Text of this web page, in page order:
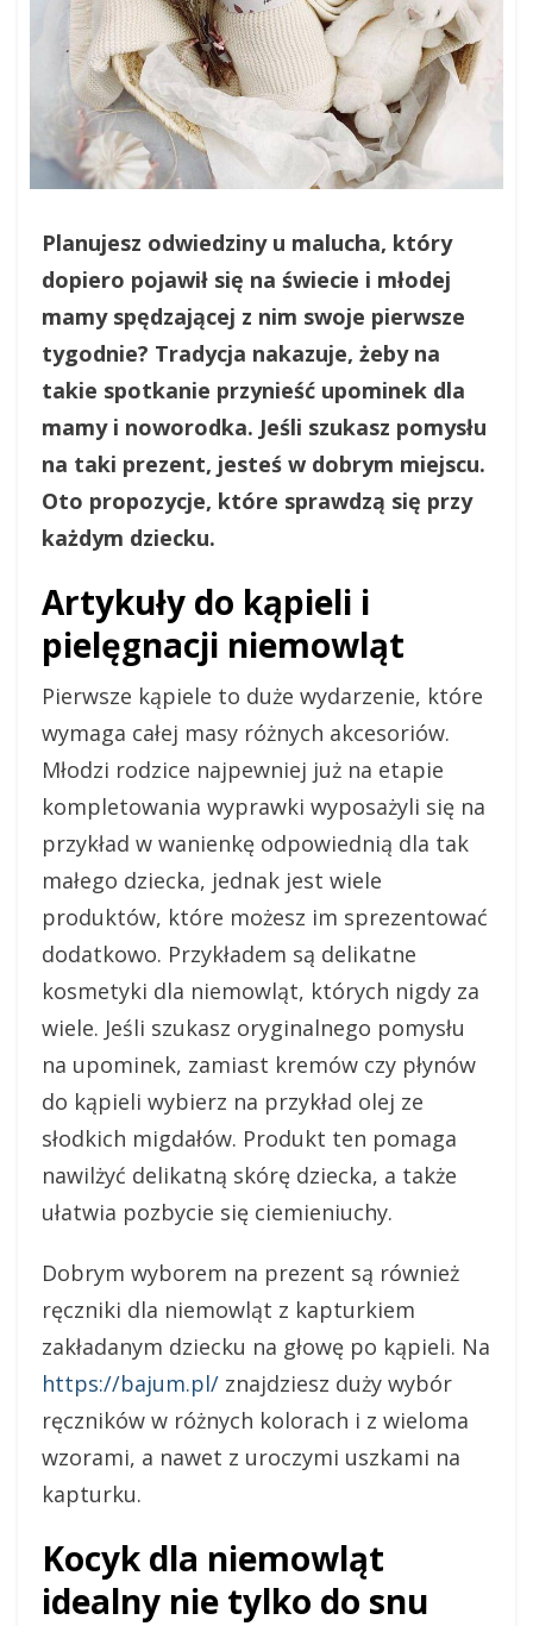
Planujesz odwiedziny u malucha, który
dopiero pojawił się na świecie i młodej
mamy spędzającej z nim swoje pierwsze
tygodnie? Tradycja nakazuje, żeby na
takie spotkanie przynieść upominek dla
mamy i noworodka. Jeśli szukasz pomysłu
na taki prezent, jesteś w dobrym miejscu.
Oto propozycje, które sprawdzą się przy
każdym dziecku.
Artykuły do kąpieli i
pielęgnacji niemowląt
Pierwsze kąpiele to duże wydarzenie, które
wymaga całej masy różnych akcesoriów.
Młodzi rodzice najpewniej już na etapie
kompletowania wyprawki wyposażyli się na
przykład w wanienkę odpowiednią dla tak
małego dziecka, jednak jest wiele
produktów, które możesz im sprezentować
dodatkowo. Przykładem są delikatne
kosmetyki dla niemowląt, których nigdy za
wiele. Jeśli szukasz oryginalnego pomysłu
na upominek, zamiast kremów czy płynów
do kąpieli wybierz na przykład olej ze
słodkich migdałów. Produkt ten pomaga
nawilżyć delikatną skórę dziecka, a także
ułatwia pozbycie się ciemieniuchy.
Dobrym wyborem na prezent są również
ręczniki dla niemowląt z kapturkiem
zakładanym dziecku na głowę po kąpieli. Na
https://bajum.pl/ znajdziesz duży wybór
ręczników w różnych kolorach i z wieloma
wzorami, a nawet z uroczymi uszkami na
kapturku.
Kocyk dla niemowląt
idealny nie tylko do snu